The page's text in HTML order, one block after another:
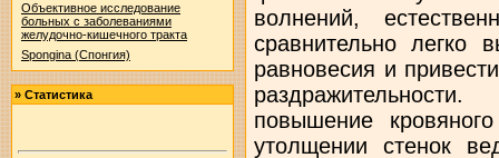
Объективное исследование
больных с заболеваниями
желудочно-кишечного тракта
Spongina (Спонгия)
» Статистика